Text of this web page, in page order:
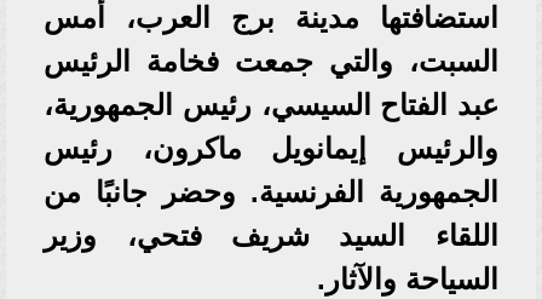
استضافتها مدينة برج العرب، أمس
السبت، والتي جمعت فخامة الرئيس
عبد الفتاح السيسي، رئيس الجمهورية،
والرئيس إيمانويل ماكرون، رئيس
الجمهورية الفرنسية. وحضر جانبًا من
اللقاء السيد شريف فتحي، وزير
السياحة والآثار.